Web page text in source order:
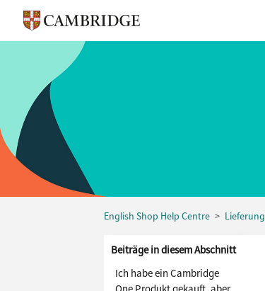
English Shop Help Centre Lieferung
Beiträge in diesem Abschnitt
Ich habe ein Cambridge